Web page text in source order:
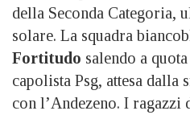
della Seconda Categoria,
solare. La squadra
Fortitudo salendo a
capolista Psg, attesa dalla
con l’Andezeno. I